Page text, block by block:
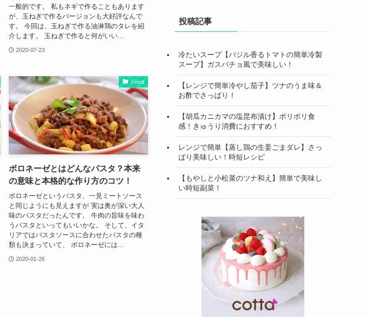
一般的です。 私もネギで作ることもあります
が、玉ねぎで作るバージョンも大好評なんで
す。 今回は、玉ねぎで作る油淋鶏のタレを紹
介します。 玉ねぎで作ると何がいい...
2020-07-23
Food
ボロネーゼとはどんなパスタ？本来
の意味と本格的な作り方のコツ！
ボロネーゼというパスタ、一見ミートソース
と同じようにも見えますが 実は奥が深い大人
味のパスタだったんです。 牛肉の旨味を味わ
うパスタといってもいいかな。 そして、イタ
リアではパスタソースに合わせたパスタの種
類も決まっていて、 ボロネーゼには...
2020-01-26
投稿記事
冷たいスープ【バジル香るトマトの簡単冷製
スープ】ガスパチョ風で美味しい！
【レンジで簡単冷やし茄子】ツナのうま味＆
お酢でさっぱり！
【胡瓜カニカマの塩昆布漬け】ポリポリ食
感！きゅうり消費におすすめ！
レンジで簡単【蒸し鶏の生姜ごまダレ】さっ
ぱり美味しい！時短レシピ
【もやしと小松菜のツナ和え】簡単で美味し
い時短副菜！